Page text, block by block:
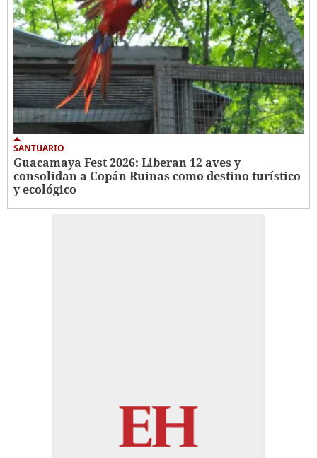
SANTUARIO
Guacamaya Fest 2026: Liberan 12 aves y
consolidan a Copán Ruinas como destino turístico
y ecológico